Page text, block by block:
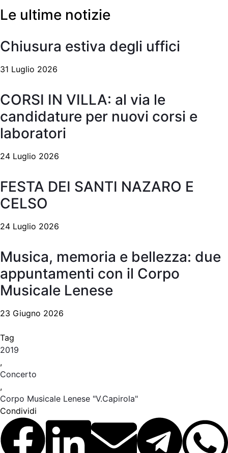
Le ultime notizie
Chiusura estiva degli uffici
31 Luglio 2026
CORSI IN VILLA: al via le
candidature per nuovi corsi e
laboratori
24 Luglio 2026
FESTA DEI SANTI NAZARO E
CELSO
24 Luglio 2026
Musica, memoria e bellezza: due
appuntamenti con il Corpo
Musicale Lenese
23 Giugno 2026
Tag
2019
,
Concerto
,
Corpo Musicale Lenese "V.Capirola"
Condividi